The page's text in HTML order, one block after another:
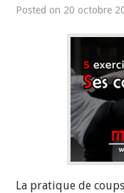
Posted on 20 octobre
La pratique de